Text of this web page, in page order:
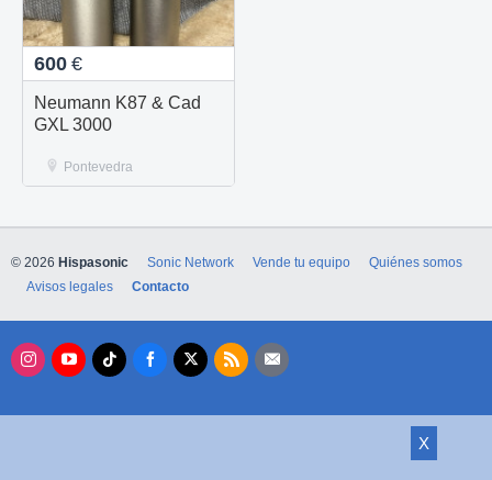
600 €
Neumann K87 & Cad
GXL 3000
Pontevedra
X
© 2026 Hispasonic Sonic Network Vende tu equipo
Quiénes somos
Avisos legales
Contacto